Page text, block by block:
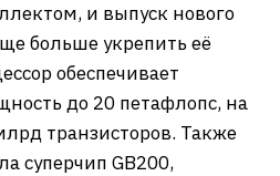
и выпуск нового
больше укрепить её
обеспечивает
до 20 петафлопс, на
транзисторов. Также
суперчип GB200,